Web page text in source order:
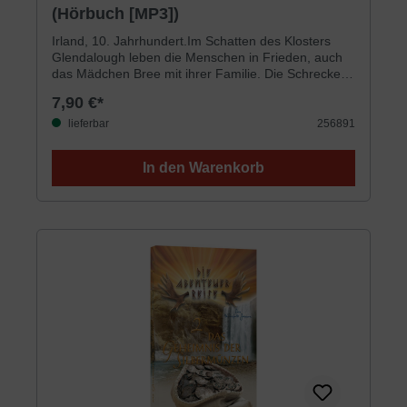
(Hörbuch [MP3])
Irland, 10. Jahrhundert.Im Schatten des Klosters
Glendalough leben die Menschen in Frieden, auch
das Mädchen Bree mit ihrer Familie. Die Schrecken
Vergangenheit. Doch dann taucht ein
geheimnisvoller Fremder auf, und kurz darauf
Wikingerhorden entführt. Von da an sind sie Mikkel
ausgeliefert, dem stolzen jungen Anführer der
Wikinger …Für Jungen und Mädchen ab 10
7,90 €*
lieferbar 256891
In den Warenkorb